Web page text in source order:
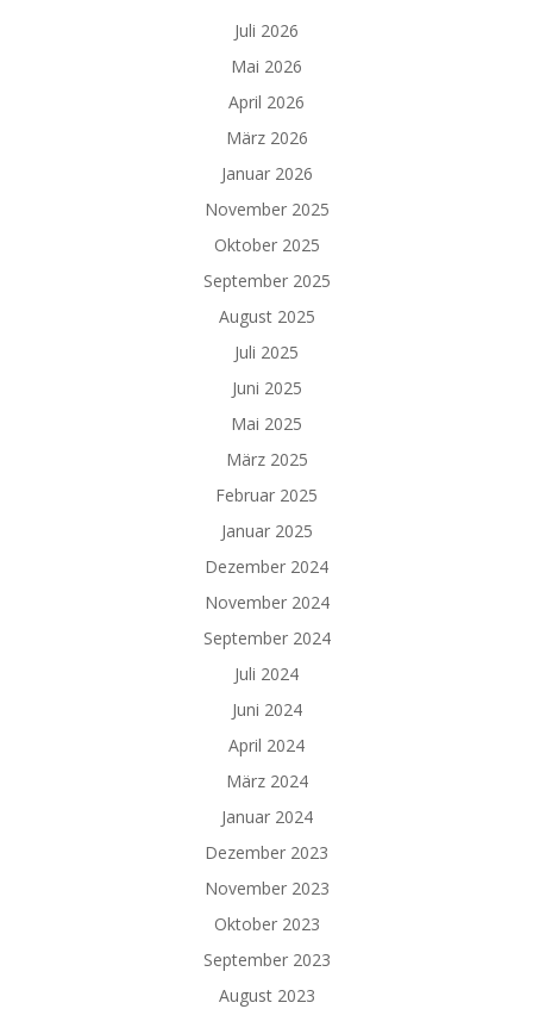
Juli 2026
Mai 2026
April 2026
März 2026
Januar 2026
November 2025
Oktober 2025
September 2025
August 2025
Juli 2025
Juni 2025
Mai 2025
März 2025
Februar 2025
Januar 2025
Dezember 2024
November 2024
September 2024
Juli 2024
Juni 2024
April 2024
März 2024
Januar 2024
Dezember 2023
November 2023
Oktober 2023
September 2023
August 2023